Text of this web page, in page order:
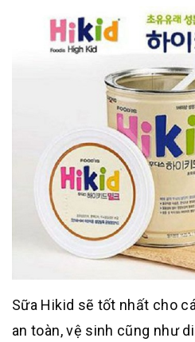
Sữa Hikid sẽ tốt nhất cho
an toàn, vệ sinh cũng như